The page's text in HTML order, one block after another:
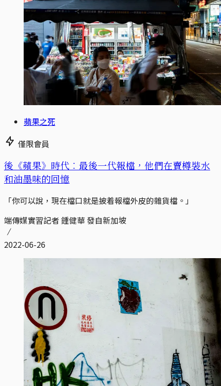
蘋果之死
僅限會員
後《蘋果》時代︰最後一代報檔，他們在賣樽裝水
和油墨味的回憶
「你可以說，現在檔口就是披着報檔外皮的雜貨檔。」
端傳媒實習記者 鍾健華 發自新加坡
2022-06-26